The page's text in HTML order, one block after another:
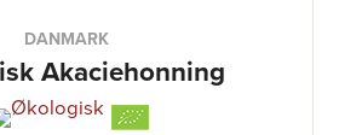
DANMARK
Akaciehonning